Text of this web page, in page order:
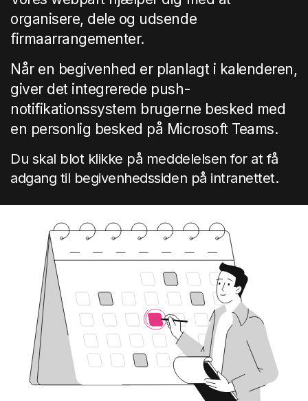
organisere, dele og udsende
firmaarrangementer.
Når en begivenhed er planlagt i kalenderen,
giver det integrerede push-
notifikationssystem brugerne besked med
en personlig besked på Microsoft Teams.
Du skal blot klikke på meddelelsen for at få
adgang til begivenhedssiden på intranettet.